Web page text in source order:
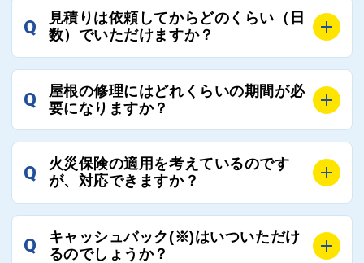
優良業者のみをご紹介できる体制により、お客様の安
心と信頼を維持しております。
屋根コネクトにお任せください。屋根コネクトでは、
工事業者へのお断りも無料で代行しております。
れる必要はございませんので、いつでもお気軽にご相
談ください。
Q
見積りは依頼してからどのくらい（日
数）でいただけますか？
工事業者にもよりますが、おおよそ現地調査後3日～1
週間前後にはお届けできます。
ご連絡いただき、屋根コネクトから直ちに紹介の工事
業者へ状況確認の連絡をし、即時対応するよう指示を
いたしますので、お気軽にお申し付けください。
Q
屋根の修理にはどれくらいの期間が必
要になりますか？
工事業者の状況や屋根の状態、工事の内容、天候によ
って工事期間は変わりますが、目安としては、おおよ
また、急ぎの場合などは屋根コネクトとしても全面的
にご協力いたしますので、ご相談ください。可能な限
り期間を短縮できる状況の工事業者を選定させていた
Q
火災保険の適用を考えているのです
が、対応できますか？
風災補償を適用される場合は、専門家による視察と必
Q
キャッシュバック(※)はいついただけ
るのでしょうか？